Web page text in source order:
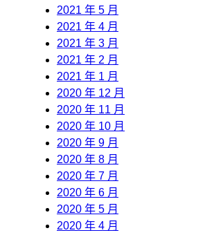
2021 年 5 月
2021 年 4 月
2021 年 3 月
2021 年 2 月
2021 年 1 月
2020 年 12 月
2020 年 11 月
2020 年 10 月
2020 年 9 月
2020 年 8 月
2020 年 7 月
2020 年 6 月
2020 年 5 月
2020 年 4 月